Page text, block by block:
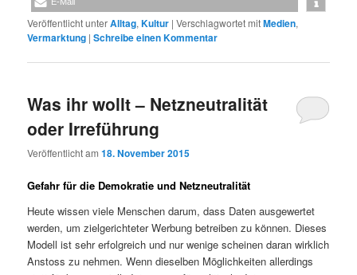
E-Mail
Veröffentlicht unterAlltag,Kultur |Verschlagwortet mitMedien,
Vermarktung |Schreibe einen Kommentar
Was ihr wollt – Netzneutralität
oder Irreführung
Veröffentlicht am18. November 2015
Gefahr für die Demokratie und Netzneutralität
Heute wissen viele Menschen darum, dass Daten ausgewertet
werden, um zielgerichteter Werbung betreiben zu können. Dieses
Modell ist sehr erfolgreich und nur wenige scheinen daran wirklich
Anstoss zu nehmen. Wenn dieselben Möglichkeiten allerdings